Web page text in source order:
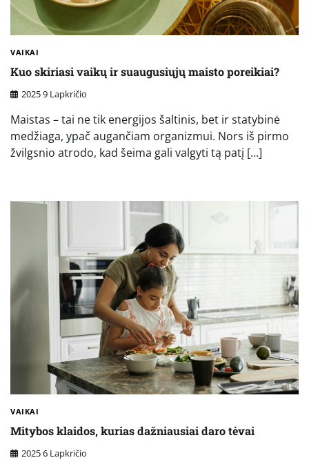
VAIKAI
Kuo skiriasi vaikų ir suaugusiųjų maisto poreikiai?
2025 9 Lapkričio
Maistas – tai ne tik energijos šaltinis, bet ir statybinė
medžiaga, ypač augančiam organizmui. Nors iš pirmo
žvilgsnio atrodo, kad šeima gali valgyti tą patį […]
VAIKAI
Mitybos klaidos, kurias dažniausiai daro tėvai
2025 6 Lapkričio